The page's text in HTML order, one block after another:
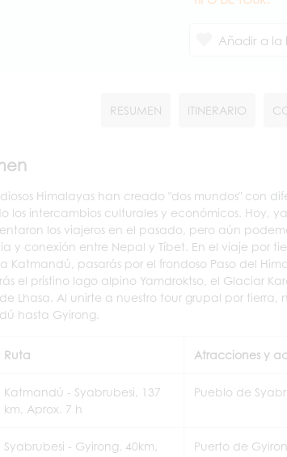
Añadir a la
RESUMEN ITINERARIO
Himalayas han creado "dos mundos" con
los intercambios culturales y económicos. Hoy,
los viajeros en el pasado, pero aún
y conexión entre Nepal y Tíbet. En el viaje por
Katmandú, pasarás por el frondoso Paso del
el prístino lago alpino Yamdroktso, el Glaciar
Lhasa. Al unirte a nuestro tour grupal por
hasta Gyirong.
Ruta Atracciones y
Katmandú - Syabrubesi, 137
km, Aprox. 7 h
Pueblo de
Syabrubesi - Gyirong, 40km,
Puerto de